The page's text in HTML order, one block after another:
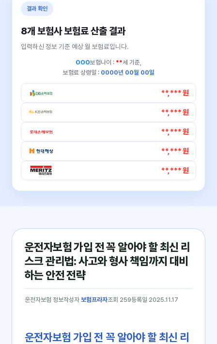
결과 확인
8개 보험사 보험료 산출 결과
입력하신 정보 기준 예상 월 보험료입니다.
OOO보험나이 : **세 기준,
보험료 상령일 : 0000년 00월 00일
**,*** 원
**,*** 원
**,*** 원
**,*** 원
**,*** 원
운전자보험 가입 전 꼭 알아야 할 최신 리
스크 관리법: 사고와 형사 책임까지 대비
하는 안전 전략
운전자보험 정보작성자 보험프라자조회 259등록일 2025.11.17
운전자보험 가입 전 꼭 알아야 할 최신 리